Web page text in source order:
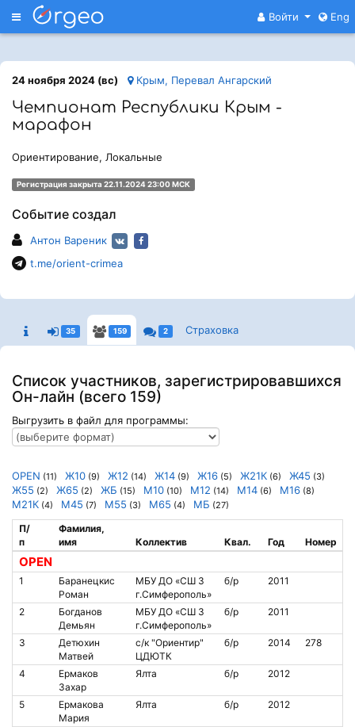
Меню Войти Eng
24 ноября 2024 (вс) Крым, Перевал Ангарский
Чемпионат Республики Крым -
марафон
Ориентирование, Локальные
Регистрация закрыта 22.11.2024 23:00 МСК
Событие создал
Антон Вареник
t.me/orient-crimea
35 159 2 Страховка
Список участников, зарегистрировавшихся
Он-лайн (всего 159)
Выгрузить в файл для программы:
OPEN (11) Ж10 (9) Ж12 (14) Ж14 (9) Ж16 (5) Ж21К (6) Ж45 (3)
Ж55 (2) Ж65 (2) ЖБ (15) М10 (10) М12 (14) М14 (6) М16 (8)
М21К (4) М45 (7) М55 (3) М65 (4) МБ (27)
OPEN
П/
п
Фамилия,
имя
Коллектив Квал. Год Номер
1
Баранецкис
Роман
МБУ ДО «СШ 3
г.Симферополь»
б/р 2011
2
Богданов
Демьян
МБУ ДО «СШ 3
г.Симферополь»
б/р 2011
3
Детюхин
Матвей
с/к "Ориентир"
ЦДЮТК
б/р 2014 278
4
Ермаков
Захар
Ялта б/р 2012
5
Ермакова
Мария
Ялта б/р 2012